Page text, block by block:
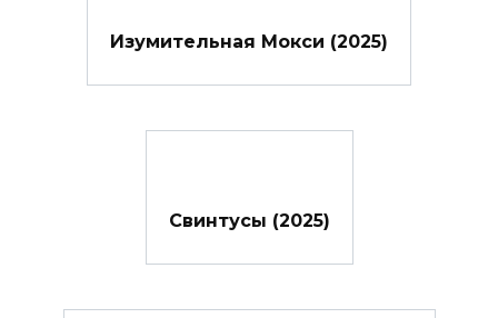
Изумительная Мокси (2025)
Свинтусы (2025)